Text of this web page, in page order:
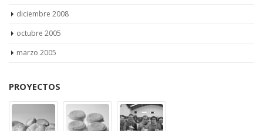
diciembre 2008
octubre 2005
marzo 2005
PROYECTOS